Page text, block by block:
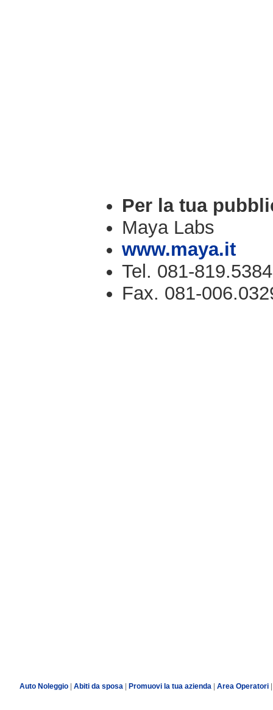
Per la tua
Maya Labs
www.maya.it
Tel. 081-819.5384
Fax. 081-
Auto Noleggio| Abiti da sposa| Promuovi la tua azienda Area Operatori